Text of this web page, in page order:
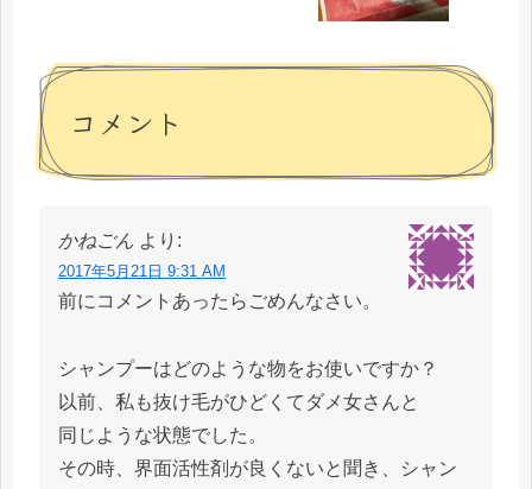
コメント
かねごん より:
2017年5月21日 9:31 AM
前にコメントあったらごめんなさい。
シャンプーはどのような物をお使いですか？
以前、私も抜け毛がひどくてダメ女さんと
同じような状態でした。
その時、界面活性剤が良くないと聞き、シャン